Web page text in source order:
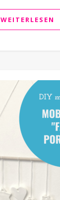
WEITERLESEN